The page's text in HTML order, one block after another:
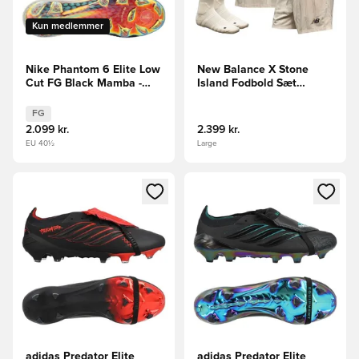
Kun medlemmer
Nike Phantom 6 Elite Low
Cut FG Black Mamba -
EDITION
FG
2.099 kr.
EU 40½
New Balance X Stone
Island Fodbold Sæt
2.399 kr.
Large
Åbner en Modal til at logge ind eller tilmelde dig som
adidas Predator Elite
Åbner en Modal til at logge
adidas Predator Elite